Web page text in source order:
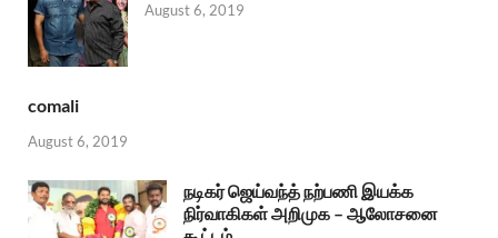
August 6, 2019
comali
August 6, 2019
நடிகர் ஜெய்வந்த் நற்பணி இயக்க
நிர்வாகிகள் அறிமுக – ஆலோசனை